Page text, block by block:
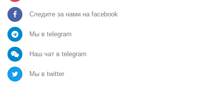
Следите за нами на facebook
Мы в telegram
Наш чат в telegram
Мы в twitter